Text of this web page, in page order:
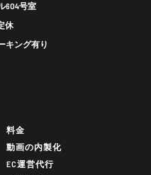
604号室
休
キング有り
料金
動画の内製化
EC運営代行